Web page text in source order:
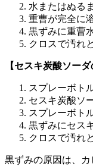
水またはぬる
重曹が完全に
黒ずみに重曹
クロスで汚れ
【セスキ炭酸ソーダ
スプレーボト
セスキ炭酸ソ
スプレーボト
黒ずみにセス
クロスで汚れ
黒ずみの原因は、カ